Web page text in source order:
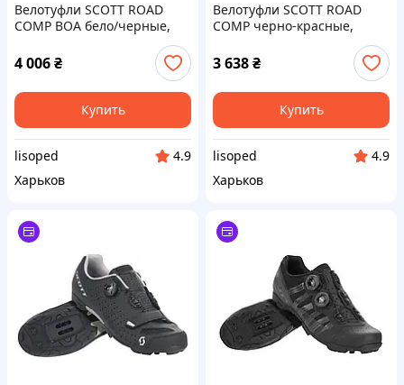
Велотуфли SCOTT ROAD
COMP BOA бело/черные,
4 006₴
Купить
lisoped
4.9
Харьков
Велотуфли SCOTT ROAD
COMP черно-красные,
3 638₴
Купить
lisoped
4.9
Харьков